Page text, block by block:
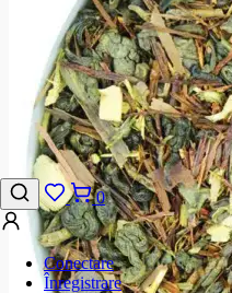
0
Conectare
Înregistrare